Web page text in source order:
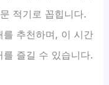
적기로 꼽힙니다.
를 추천하며, 이 시간
즐길 수 있습니다.